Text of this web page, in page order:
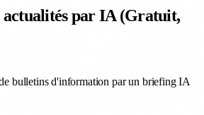
actualités par IA (Gratuit,
bulletins d'information par un briefing IA